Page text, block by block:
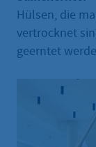
Hülsen, die
vertrocknet
geerntet